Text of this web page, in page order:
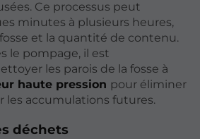
Ce processus peut
minutes à plusieurs heures,
et la quantité de contenu.
le pompage, il est
les parois de la fosse à
haute pression pour éliminer
les accumulations futures.
déchets